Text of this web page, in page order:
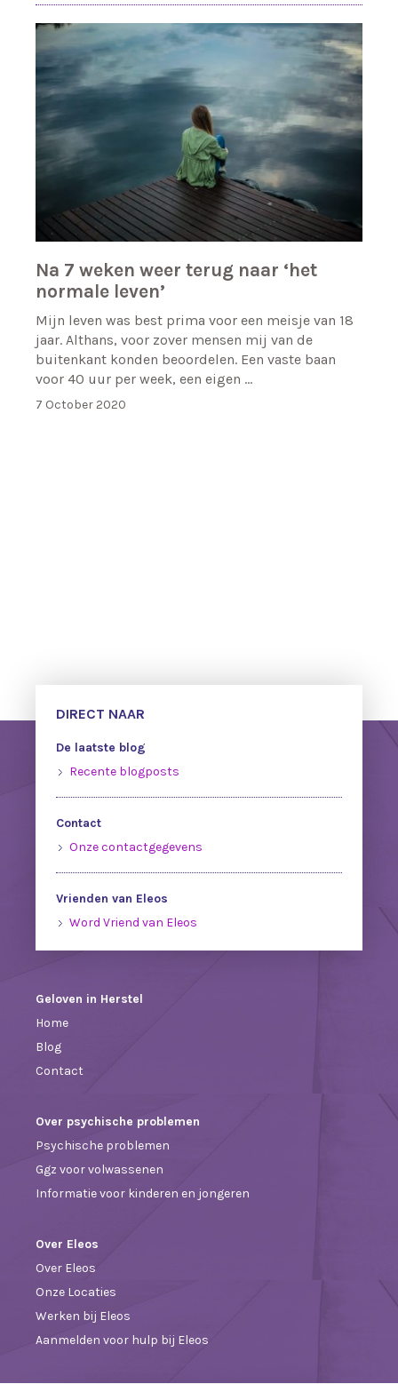
Na 7 weken weer terug naar ‘het
normale leven’
Mijn leven was best prima voor een meisje van 18
jaar. Althans, voor zover mensen mij van de
buitenkant konden beoordelen. Een vaste baan
voor 40 uur per week, een eigen …
7 October 2020
DIRECT NAAR
De laatste blog
Recente blogposts
Contact
Onze contactgegevens
Vrienden van Eleos
Word Vriend van Eleos
Geloven in Herstel
Home
Blog
Contact
Over psychische problemen
Psychische problemen
Ggz voor volwassenen
Informatie voor kinderen en jongeren
Over Eleos
Over Eleos
Onze Locaties
Werken bij Eleos
Aanmelden voor hulp bij Eleos